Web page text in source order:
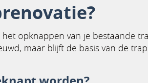
opknappen van je bestaande
maar blijft de basis van de